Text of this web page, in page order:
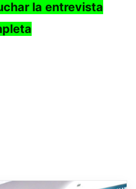
la entrevista